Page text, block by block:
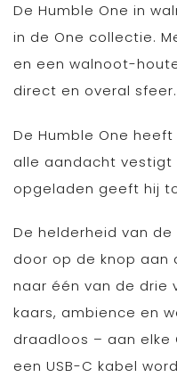
was:
€
De Humble One in
in de One collectie.
en een walnoot-
direct en overal sfeer.
De Humble One
alle aandacht vestigt
opgeladen geeft hij
De helderheid van
door op de knop aan
naar één van de drie
kaars, ambience en
draadloos – aan
een USB-C kabel